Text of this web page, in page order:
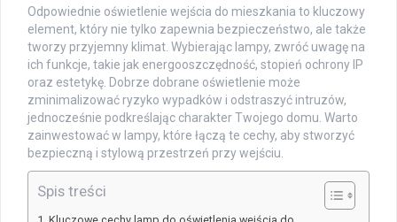
Odpowiednie oświetlenie wejścia do mieszkania to kluczowy
element, który nie tylko zapewnia bezpieczeństwo, ale także
tworzy przyjemny klimat. Wybierając lampy, zwróć uwagę na
ich funkcje, takie jak energooszczędność, stopień ochrony IP
oraz estetykę. Dobrze dobrane oświetlenie może
zminimalizować ryzyko wypadków i odstraszyć intruzów,
jednocześnie podkreślając charakter Twojego domu. Warto
zainwestować w lampy, które łączą te cechy, aby stworzyć
bezpieczną i stylową przestrzeń przy wejściu.
Spis treści